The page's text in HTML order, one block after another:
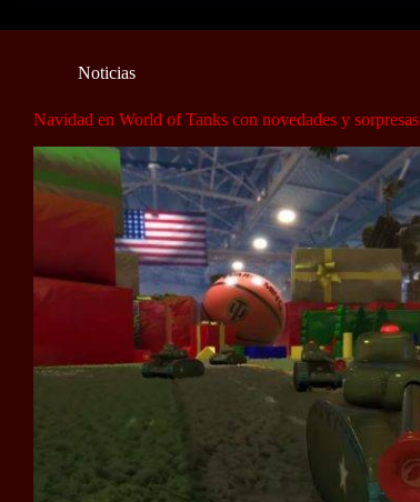
Noticias
Navidad en World of Tanks con novedades y sorpresas